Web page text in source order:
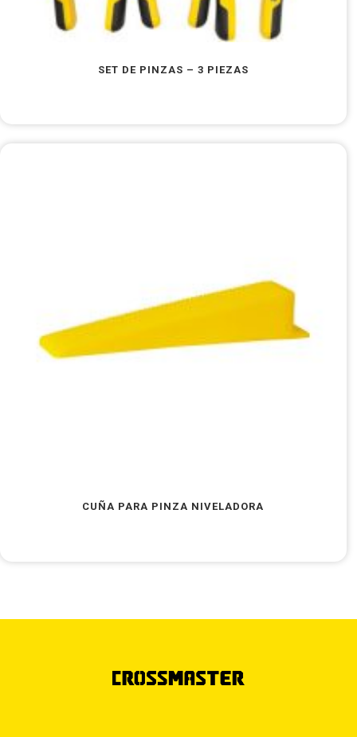
SET DE PINZAS – 3 PIEZAS
CUÑA PARA PINZA NIVELADORA